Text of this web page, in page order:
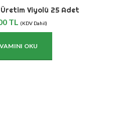
Viyolü 25 Adet
TL (KDV Dahil)
OKU